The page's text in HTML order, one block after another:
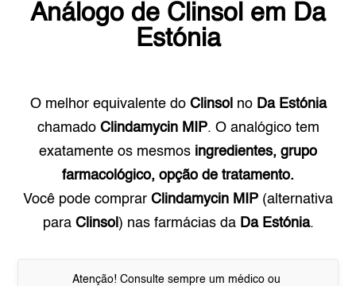
Análogo de Clinsol em Da
Estónia
O melhor equivalente do Clinsol no Da Estónia
chamado Clindamycin MIP. O analógico tem
exatamente os mesmos ingredientes, grupo
farmacológico, opção de tratamento.
Você pode comprar Clindamycin MIP (alternativa
para Clinsol ) nas farmácias da Da Estónia.
Atenção! Consulte sempre um médico ou